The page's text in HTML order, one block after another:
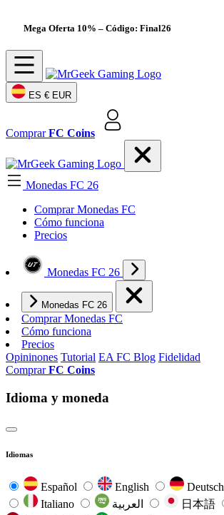
Mega Oferta 10% – Código: Final26
ES € EUR
ComprarFC Coins
Monedas FC 26
Comprar Monedas FC
Cómo funciona
Precios
Monedas FC 26
Monedas FC 26
Comprar Monedas FC
Cómo funciona
Precios
Opininones Tutorial EA FC Blog Fidelidad
ComprarFC Coins
Idioma y moneda
Idiomas
Español English Deutsch
Italiano
日本語